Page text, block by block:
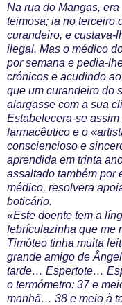
Na rua do Mangas,
teimosa; ia no terceiro
curandeiro, e custava-
ilegal. Mas o médico
por semana e pedia-
crónicos e acudindo
que um curandeiro do
alargasse com a sua
Estabelecera-se
farmacêutico e o
consciencioso e
aprendida em trinta
assaltado também por
médico, resolvera
boticário.
«Este doente tem a
febrículazinha que me
Timóteo tinha muita
grande amigo de
tarde… Espertote…
o termómetro: 37 e
manhã… 38 e meio à